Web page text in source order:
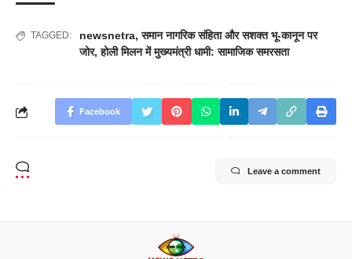
TAGGED: newsnetra,समान नागरिक संहिता और सशक्त भू-कानून पर
जोर,होली मिलन में मुख्यमंत्री धामी: सामाजिक समरसता
Facebook
Leave a comment